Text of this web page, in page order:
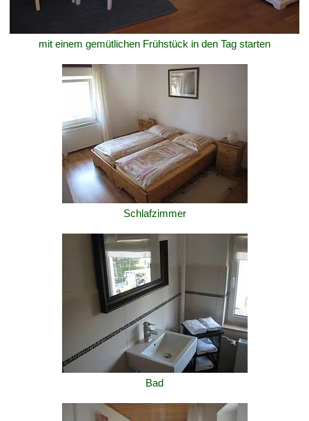
mit einem gemütlichen Frühstück in den Tag starten
Schlafzimmer
Bad